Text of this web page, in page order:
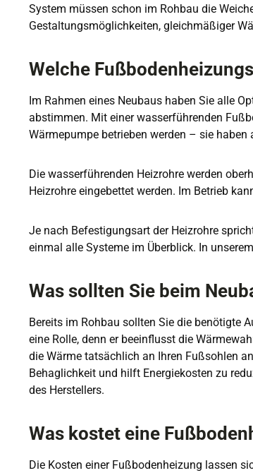
System müssen schon im Rohbau die
Gestaltungsmöglichkeiten, gleichmäßiger
Welche
Im Rahmen eines Neubaus haben Sie alle
abstimmen. Mit einer wasserführenden
Wärmepumpe betrieben werden – sie
Die wasserführenden Heizrohre werden
Heizrohre eingebettet werden. Im Betrieb
Je nach Befestigungsart der Heizrohre
einmal alle Systeme im Überblick. In
Was sollten Sie beim
Bereits im Rohbau sollten Sie die benötigte
eine Rolle, denn er beeinflusst die
die Wärme tatsächlich an Ihren Fußsohlen
Behaglichkeit und hilft Energiekosten zu
des Herstellers.
Was kostet eine
Die Kosten einer Fußbodenheizung lassen